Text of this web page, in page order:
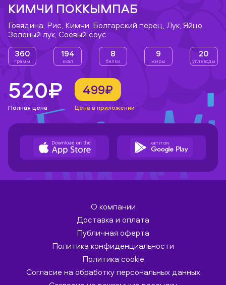
КИМЧИ ПОККЫМПАБ
Говядина, Рис, Кимчи, Болгарский перец, Лук, Яйцо,
Зеленый лук, Соевый соус
360
грамм
194
ккал
8
белки
9
жиры
20
углеводы
520₽
Полная цена
499₽
Цена в приложении
О компании
Доставка и оплата
Публичная оферта
Политика конфиденциальности
Политика cookie
Согласие на обработку персональных данных